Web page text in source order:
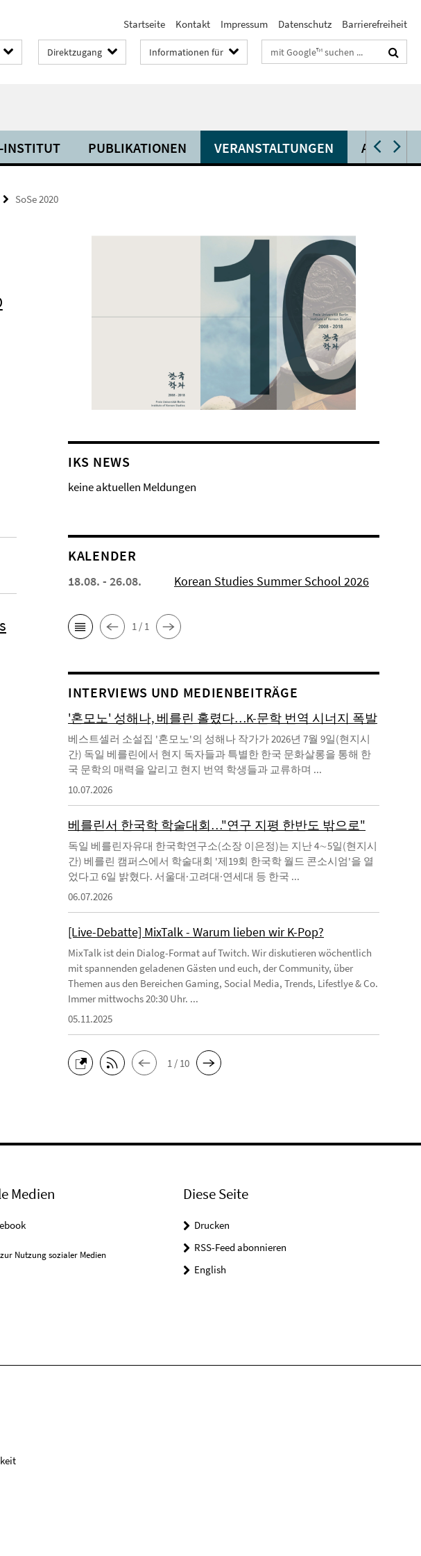
Startseite Kontakt Impressum Datenschutz Barrierefreiheit
Direktzugang Informationen für Suchbegriffe
INSTITUT PUBLIKATIONEN VERANSTALTUNGEN
SoSe 2020
IKS NEWS
keine aktuellen Meldungen
KALENDER
18.08. - 26.08. Korean Studies Summer School 2026
1 / 1
INTERVIEWS UND MEDIENBEITRÄGE
'혼모노' 성해나, 베를린 홀렸다…K-문학 번역 시너지 폭발
베스트셀러 소설집 '혼모노'의 성해나 작가가 2026년 7월 9일(현지시
간) 독일 베를린에서 현지 독자들과 특별한 한국 문화살롱을 통해 한
국 문학의 매력을 알리고 현지 번역 학생들과 교류하며 ...
10.07.2026
베를린서 한국학 학술대회…"연구 지평 한반도 밖으로"
독일 베를린자유대 한국학연구소(소장 이은정)는 지난 4∼5일(현지시
간) 베를린 캠퍼스에서 학술대회 '제19회 한국학 월드 콘소시엄'을 열
었다고 6일 밝혔다. 서울대·고려대·연세대 등 한국 ...
06.07.2026
[Live-Debatte] MixTalk - Warum lieben wir K-Pop?
MixTalk ist dein Dialog-Format auf Twitch. Wir diskutieren wöchentlich
mit spannenden geladenen Gästen und euch, der Community, über
Themen aus den Bereichen Gaming, Social Media, Trends, Lifestlye & Co.
Immer mittwochs 20:30 Uhr. ...
05.11.2025
1 / 10
Medien
Nutzung sozialer Medien
Diese Seite
Drucken
RSS-Feed abonnieren
English